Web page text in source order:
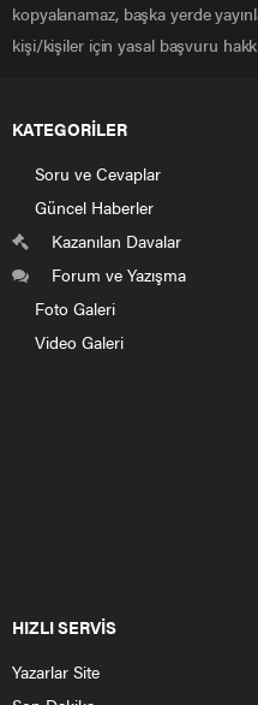
kopyalanamaz, başka yerde
kişi/kişiler için yasal başvuru
KATEGORİLER
Soru ve Cevaplar
Güncel Haberler
Kazanılan Davalar
Forum ve Yazışma
Foto Galeri
Video Galeri
HIZLI SERVİS
Yazarlar Site